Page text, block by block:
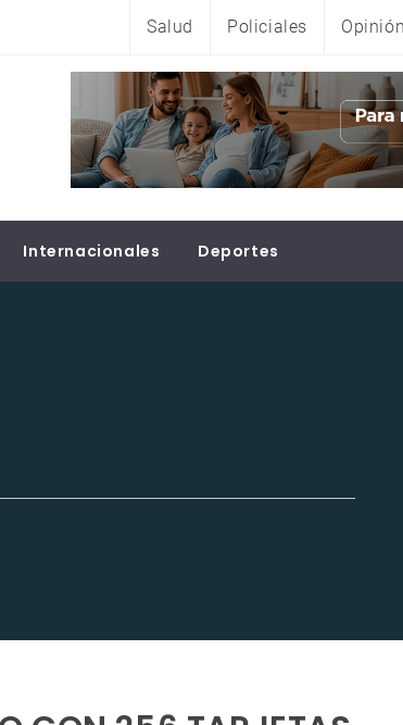
Salud Policiales Opinión
Internacionales Deportes